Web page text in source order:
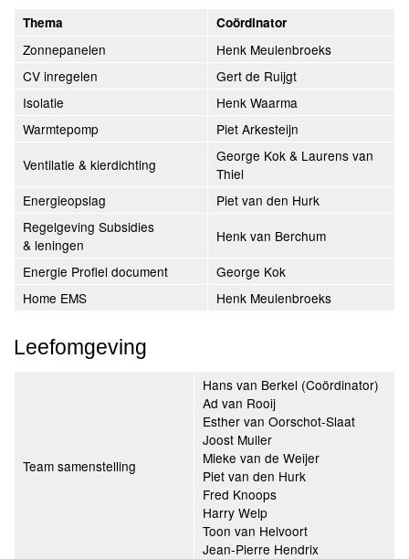
Thema Coördinator
Zonnepanelen
Henk Meulenbroeks
CV inregelen
Gert de Ruijgt
Isolatie
Henk Waarma
Warmtepomp
Piet Arkesteijn
Ventilatie & kierdichting
George Kok & Laurens van
Thiel
Energieopslag
Piet van den Hurk
Regelgeving Subsidies
& leningen
Henk van Berchum
Energie Profiel document
George Kok
Home EMS
Henk Meulenbroeks
Leefomgeving
Team samenstelling
Hans van Berkel (Coördinator)
Ad van Rooij
Esther van Oorschot-Slaat
Joost Muller
Mieke van de Weijer
Piet van den Hurk
Fred Knoops
Harry Welp
Toon van Helvoort
Jean-Pierre Hendrix